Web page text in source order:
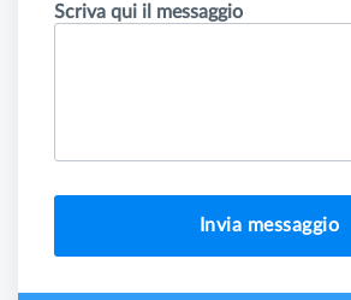
Scriva qui il messaggio
Invia messaggio